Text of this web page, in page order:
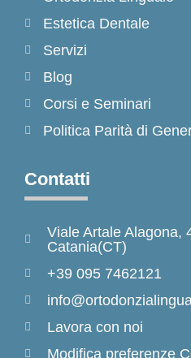
Estetica Dentale
Servizi
Blog
Corsi e Seminari
Politica Parità di
Contatti
Viale Artale Alagona,
Catania(CT)
+39 095 7462121
Lavora con noi
Modifica preferenze